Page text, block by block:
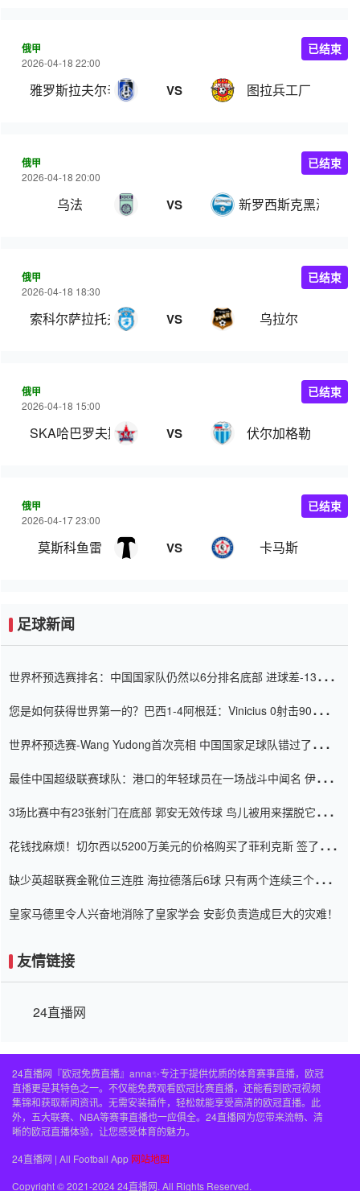
俄甲
2026-04-18 22:00
雅罗斯拉夫尔辛尼克 VS 图拉兵工厂
已结束
俄甲
2026-04-18 20:00
乌法 VS 新罗西斯克黑海人
已结束
俄甲
2026-04-18 18:30
索科尔萨拉托夫 VS 乌拉尔
已结束
俄甲
2026-04-18 15:00
SKA哈巴罗夫斯克 VS 伏尔加格勒
已结束
俄甲
2026-04-17 23:00
莫斯科鱼雷 VS 卡马斯
已结束
足球新闻
世界杯预选赛排名：中国国家队仍然以6分排名底部 进球差-13令人
您是如何获得世界第一的？巴西1-4阿根廷：Vinicius 0射击90分钟
世界杯预选赛-Wang Yudong首次亮相 中国国家足球队错过了世界
最佳中国超级联赛球队：港口的年轻球员在一场战斗中闻名 伊万放
3场比赛中有23张射门在底部 郭安无效传球 鸟儿被用来摆脱它
花钱找麻烦！切尔西以5200万美元的价格购买了菲利克斯 签了7年
缺少英超联赛金靴位三连胜 海拉德落后6球 只有两个连续三个连续
皇家马德里令人兴奋地消除了皇家学会 安彭负责造成巨大的灾难！
友情链接
24直播网
24直播网『欧冠免费直播』anna✨专注于提供优质的体育赛事直播，欧冠
直播更是其特色之一。不仅能免费观看欧冠比赛直播，还能看到欧冠视频
集锦和获取新闻资讯。无需安装插件，轻松就能享受高清的欧冠直播。此
外，五大联赛、NBA等赛事直播也一应俱全。24直播网为您带来流畅、清
晰的欧冠直播体验，让您感受体育的魅力。
24直播网 | All Football App 网站地图
Copyright © 2021-2024 24直播网. All Rights Reserved.